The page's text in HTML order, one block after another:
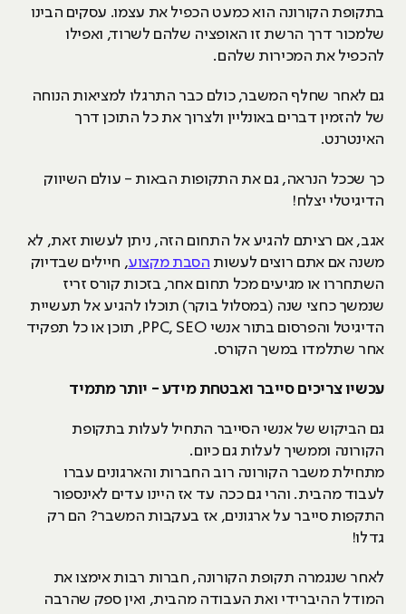
בתקופת הקורונה הוא כמעט הכפיל את עצמו. עסקים הבינו
שלמכור דרך הרשת זו האופציה שלהם לשרוד, ואפילו
להכפיל את המכירות שלהם.
גם לאחר שחלף המשבר, כולם כבר התרגלו למציאות הנוחה
של להזמין דברים באונליין ולצרוך את כל התוכן דרך
האינטרנט.
כך שככל הנראה, גם את התקופות הבאות - עולם השיווק
הדיגיטלי יצלח!
אגב, אם רציתם להגיע אל התחום הזה, ניתן לעשות זאת, לא
משנה אם אתם רוצים לעשות הסבת מקצוע, חיילים שבדיוק
השתחררו או מגיעים מכל תחום אחר, בזכות קורס זריז
שנמשך כחצי שנה (במסלול בוקר) תוכלו להגיע אל תעשיית
הדיגיטל והפרסום בתור אנשי PPC, SEO, תוכן או כל תפקיד
אחר שתלמדו במשך הקורס.
עכשיו צריכים סייבר ואבטחת מידע - יותר מתמיד
גם הביקוש של אנשי הסייבר התחיל לעלות בתקופת
הקורונה וממשיך לעלות גם כיום.
מתחילת משבר הקורונה רוב החברות והארגונים עברו
לעבוד מהבית. והרי גם ככה עד אז היינו עדים לאינספור
התקפות סייבר על ארגונים, אז בעקבות המשבר? הם רק
גדלו!
לאחר שנגמרה תקופת הקורונה, חברות רבות אימצו את
המודל ההיברידי ואת העבודה מהבית, ואין ספק שהרבה